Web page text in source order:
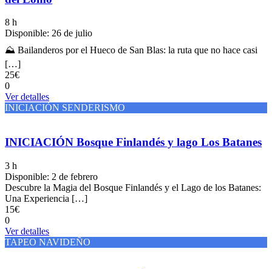
8 h
Disponible: 26 de julio
⛰️ Bailanderos por el Hueco de San Blas: la ruta que no hace casi
[…]
25€
0
Ver detalles
INICIACIÓN SENDERISMO
INICIACIÓN Bosque Finlandés y lago Los Batanes
3 h
Disponible: 2 de febrero
Descubre la Magia del Bosque Finlandés y el Lago de los Batanes:
Una Experiencia […]
15€
0
Ver detalles
TAPEO NAVIDEÑO